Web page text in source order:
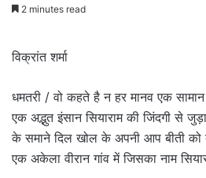
2 minutes read
विक्रांत शर्मा
धमतरी / वो कहते है न हर मानव एक
एक अद्भुत इंसान सियाराम की जिंदगी से
के समाने दिल खोल के अपनी आप बीती को
एक अकेला वीरान गांव में जिसका नाम